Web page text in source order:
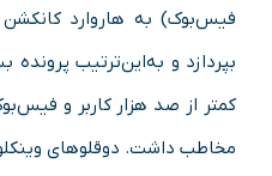
فیس‌بوک) به هاروارد
بپردازد و به‌این‌ترتیب
کمتر از صد هزار کاربر و
مخاطب داشت. دوقلوهای